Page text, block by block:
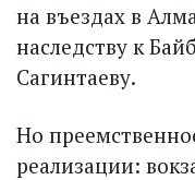
на въездах в
наследству к
Сагинтаеву.
Но
реализации: